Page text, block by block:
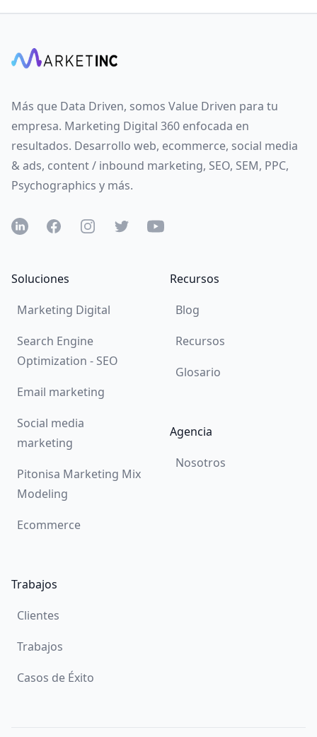
Más que Data Driven, somos Value Driven para tu
empresa. Marketing Digital 360 enfocada en
resultados. Desarrollo web, ecommerce, social media
& ads, content / inbound marketing, SEO, SEM, PPC,
Psychographics y más.
LinkedINFacebookInstagramTwitterYouTube
Soluciones
Marketing Digital
Search Engine
Optimization - SEO
Email marketing
Social media
marketing
Pitonisa Marketing Mix
Modeling
Ecommerce
Trabajos
Clientes
Trabajos
Casos de Éxito
Recursos
Blog
Recursos
Glosario
Agencia
Nosotros